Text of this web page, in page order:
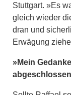
Stuttgart. »Es
gleich wieder
dran und
Erwägung
»Mein